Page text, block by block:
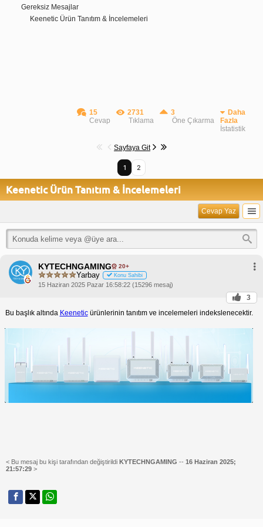
Gereksiz Mesajlar
Keenetic Ürün Tanıtım & İncelemeleri
15
Cevap
2731
Tıklama
3
Öne Çıkarma
Daha
Fazla
İstatistik
Sayfaya Git
1 2
Keenetic Ürün Tanıtım & İncelemeleri
Cevap Yaz
KYTECHNGAMING 20+
Yarbay Konu Sahibi
15 Haziran 2025 Pazar 16:58:22 (15296 mesaj)
3
Bu başlık altında Keeneticürünlerinin tanıtım ve incelemeleri indekslenecektir.
< Bu mesaj bu kişi tarafından değiştirildi KYTECHNGAMING -- 16 Haziran 2025;
21:57:29 >